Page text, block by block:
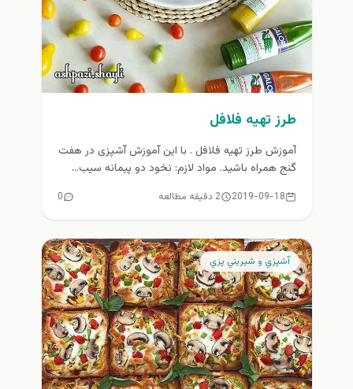
طرز تهیه فلافل
آموزش طرز تهیه فلافل . با این آموزش آشپزی در هفت
گنج همراه باشید. مواد لازم: نخود دو پیمانه سیب...
2019-09-18 2 دقیقه مطالعه 0
آشپزي و شيريني پزي